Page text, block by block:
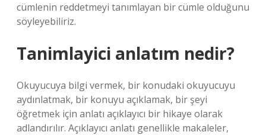
cümlenin reddetmeyi tanımlayan bir cümle olduğunu
söyleyebiliriz.
Tanimlayici anlatım nedir?
Okuyucuya bilgi vermek, bir konudaki okuyucuyu
aydınlatmak, bir konuyu açıklamak, bir şeyi
öğretmek için anlatı açıklayıcı bir hikaye olarak
adlandırılır. Açıklayıcı anlatı genellikle makaleler,